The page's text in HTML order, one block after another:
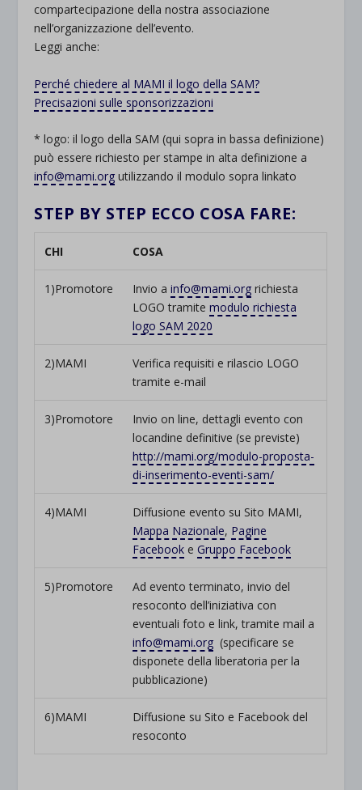
compartecipazione della nostra associazione
nell’organizzazione dell’evento.
Leggi anche:
Perché chiedere al MAMI il logo della SAM?
Precisazioni sulle sponsorizzazioni
* logo: il logo della SAM (qui sopra in bassa definizione)
può essere richiesto per stampe in alta definizione a
info@mami.org utilizzando il modulo sopra linkato
STEP BY STEP ECCO COSA FARE:
CHI COSA
1)Promotore Invio ainfo@mami.org richiesta
LOGO tramitemodulo richiesta
logo SAM 2020
2)MAMI
Verifica requisiti e rilascio LOGO
tramite e-mail
3)Promotore
Invio on line, dettagli evento con
locandine definitive (se previste)
http://mami.org/modulo-proposta-
di-inserimento-eventi-sam/
4)MAMI
Diffusione evento su Sito MAMI,
Mappa Nazionale, Pagine
Facebook eGruppo Facebook
5)Promotore
Ad evento terminato, invio del
resoconto dell’iniziativa con
eventuali foto e link, tramite mail a
info@mami.org (specificare se
disponete della liberatoria per la
pubblicazione)
6)MAMI
Diffusione su Sito e Facebook del
resoconto